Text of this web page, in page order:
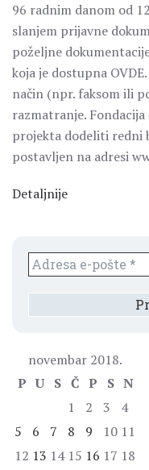
96 radnim danom od
slanjem prijavne
poželjne
koja je dostupna
način (npr. faksom ili
razmatranje.
projekta dodeliti redni
postavljen na adresi
Detaljnije
novembar 2018.
P U S Č P S N
1
2 3
4
5
6 7 8 9 10 11
12 13 14 15 16 17 18